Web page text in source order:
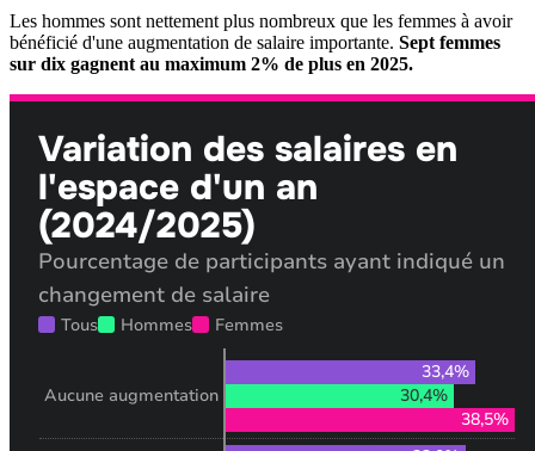
Les hommes sont nettement plus nombreux que les femmes à avoir
bénéficié d'une augmentation de salaire importante. Sept femmes
sur dix gagnent au maximum 2% de plus en 2025.